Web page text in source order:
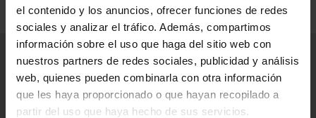
el contenido y los anuncios, ofrecer funciones de redes
sociales y analizar el tráfico. Además, compartimos
información sobre el uso que haga del sitio web con
nuestros partners de redes sociales, publicidad y análisis
web, quienes pueden combinarla con otra información
que les haya proporcionado o que hayan recopilado a
partir del uso que haya hecho de sus servicios.
Filtrar
VT510
Soporte para bolsitas de plástico para
los excrementos de perros
poste de acero, recipiente de acero inoxidable con un dispensador